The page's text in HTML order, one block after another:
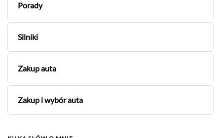
Porady
Silniki
Zakup auta
Zakup i wybór auta